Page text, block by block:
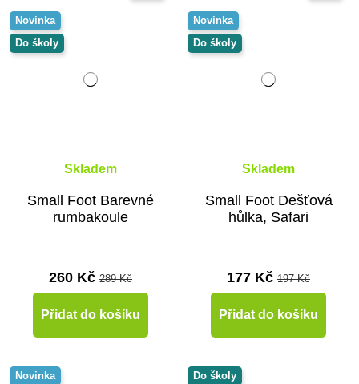
Novinka
Do školy
Skladem
Small Foot Barevné
rumbakoule
260 Kč 289 Kč
Přidat do košíku
Novinka
Do školy
Skladem
Small Foot Dešťová
hůlka, Safari
177 Kč 197 Kč
Přidat do košíku
Novinka Do školy